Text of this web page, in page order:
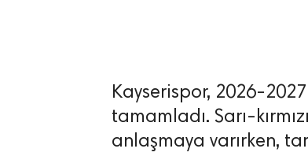
Kayserispor, 2026-
tamamladı. Sarı-
anlaşmaya varırken,